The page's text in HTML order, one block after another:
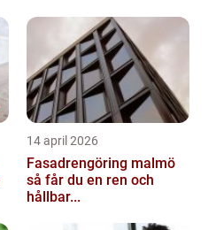
14 april 2026
Fasadrengöring malmö
så får du en ren och
hållbar...